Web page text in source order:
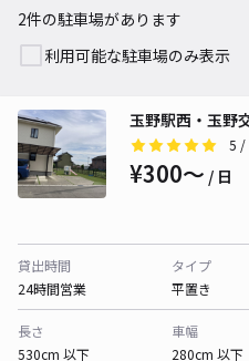
2件の駐車場があります
利用可能な駐車場のみ表示
玉野駅西・玉野
5 /
¥300〜 / 日
貸出時間
24時間営業
タイプ
平置き
長さ
530cm 以下
車幅
280cm 以下